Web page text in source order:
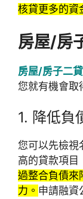
核貸更多的資
房屋/房
房屋/房子二貸
您就有機會取
1. 降低負
您可以先檢視
高的貸款項目
過整合負債來
力。 申請融資